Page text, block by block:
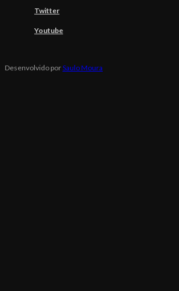
Twitter
Youtube
Desenvolvido porSaulo Moura